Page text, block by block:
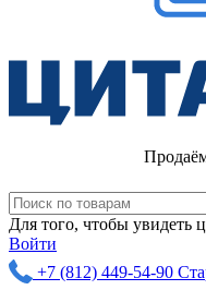
Для того, чтобы увидеть
Войти
+7 (812) 449-54-90